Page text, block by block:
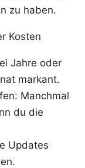
zu haben.
Kosten
Jahre oder
markant.
Manchmal
du die
Updates